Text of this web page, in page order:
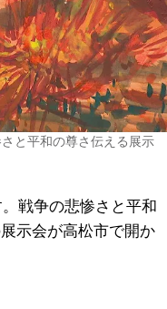
と平和の尊さ伝える展示
戦争の悲惨さと平和
示会が高松市で開か